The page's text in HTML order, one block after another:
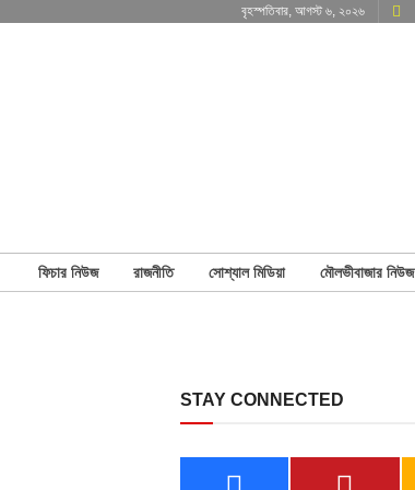
বৃহস্পতিবার, আগস্ট ৬, ২০২৬
ফিচার নিউজ রাজনীতি সোশ্যাল মিডিয়া মৌলভীবাজার নিউজ
STAY CONNECTED